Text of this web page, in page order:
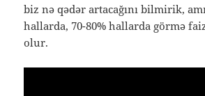
biz nə qədər artacağını bilmirik,
hallarda, 70-80% hallarda görmə
olur.